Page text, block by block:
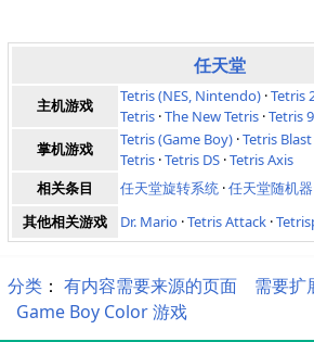
任天堂
主机游戏 Tetris (NES, Nintendo) ·Tetris
Tetris ·The New Tetris ·Tetris
掌机游戏
Tetris (Game Boy) ·Tetris Blast
Tetris ·Tetris DS ·Tetris Axis
相关条目
任天堂旋转系统 ·任天堂随机器
其他相关游戏
Dr. Mario ·Tetris Attack ·
分类 ：​ 有内容需要来源的页面 需要扩
Game Boy Color 游戏